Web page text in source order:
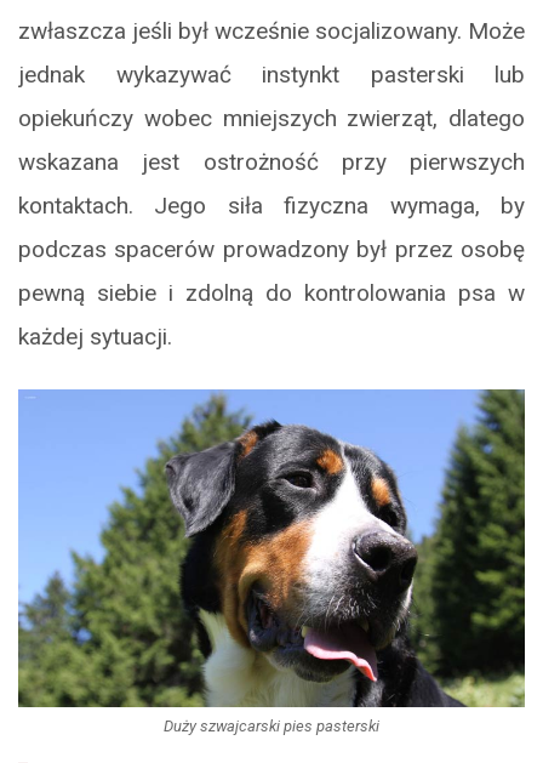
zwłaszcza jeśli był wcześnie socjalizowany. Może
jednak wykazywać instynkt pasterski lub
opiekuńczy wobec mniejszych zwierząt, dlatego
wskazana jest ostrożność przy pierwszych
kontaktach. Jego siła fizyczna wymaga, by
podczas spacerów prowadzony był przez osobę
pewną siebie i zdolną do kontrolowania psa w
każdej sytuacji.
Duży szwajcarski pies pasterski